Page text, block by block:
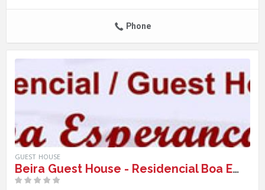
Phone
GUEST HOUSE
Beira Guest House - Residencial Boa Esperança